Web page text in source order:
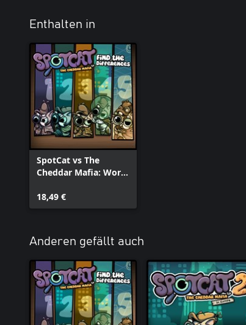
Enthalten in
SpotCat vs The
Cheddar Mafia: World
18,49 €
Anderen gefällt auch